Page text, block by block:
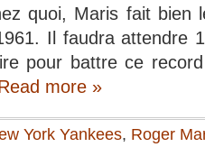
quoi, Maris fait bien
Il faudra attendre
pour battre ce
more »
York Yankees, Roger